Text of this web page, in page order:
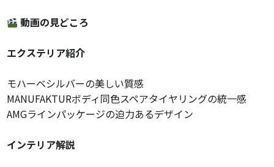
動画の見どころ
エクステリア紹介
モハーベシルバーの美しい質感
MANUFAKTURボディ同色スペアタイヤリングの統一感
AMGラインパッケージの迫力あるデザイン
インテリア解説